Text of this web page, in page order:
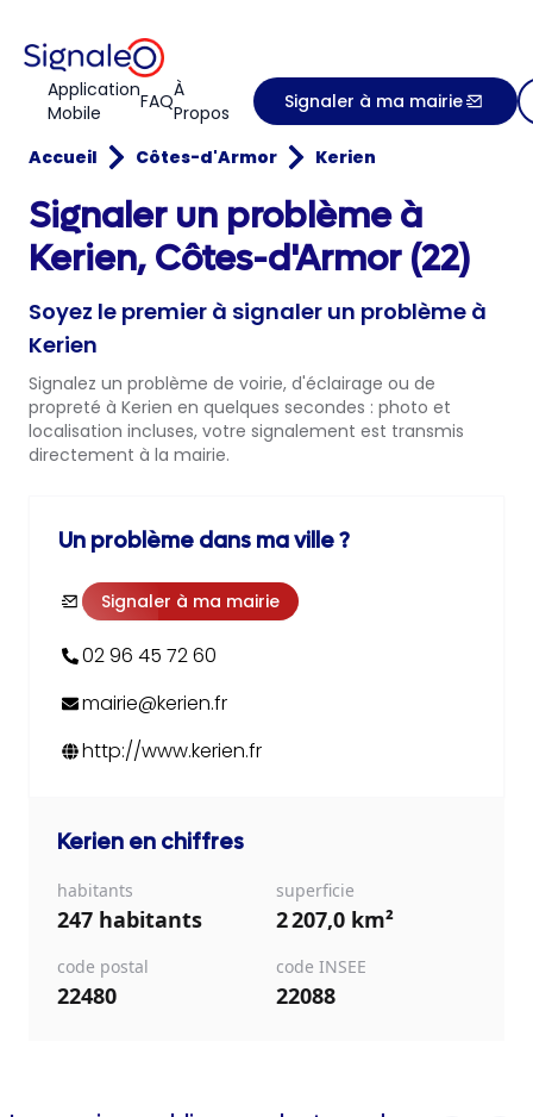
Application
Mobile
FAQÀ
Propos
Signaler à ma mairie
Accueil Côtes-d'Armor Kerien
Signaler un problème à
Kerien, Côtes-d'Armor (22)
Soyez le premier à signaler un problème à
Kerien
Signalez un problème de voirie, d'éclairage ou de
propreté à Kerien en quelques secondes : photo et
localisation incluses, votre signalement est transmis
directement à la mairie.
Un problème dans ma ville ?
Signaler à ma mairie
02 96 45 72 60
mairie@kerien.fr
http://www.kerien.fr
Kerien en chiffres
habitants
247 habitants
superficie
2 207,0 km²
code postal
22480
code INSEE
22088